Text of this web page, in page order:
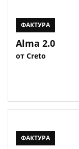
ФАКТУРА
Alma 2.0
от Creto
ФАКТУРА